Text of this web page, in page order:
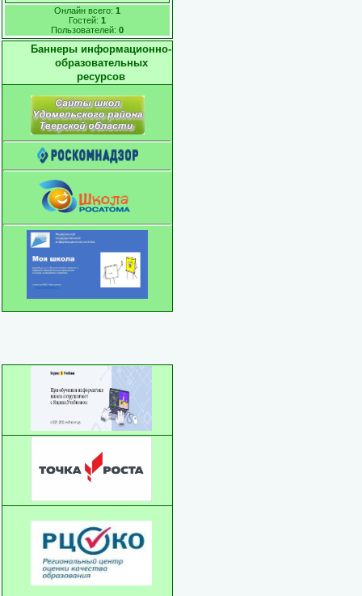
Онлайн всего: 1
Гостей: 1
Пользователей: 0
Баннеры информационно-
образовательных
ресурсов